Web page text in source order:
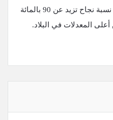
زرع حتى الآن. حقق المستشفى نسبة نجاح تزيد عن 90 بالمائة
المعدلات في البلاد.